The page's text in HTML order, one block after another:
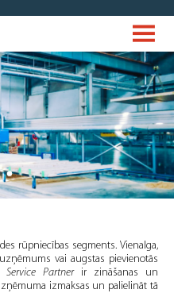
rūpniecības segments. Vienalga,
vai augstas pievienotās
Service Partnerir zināšanas un
izmaksas un palielināt tā